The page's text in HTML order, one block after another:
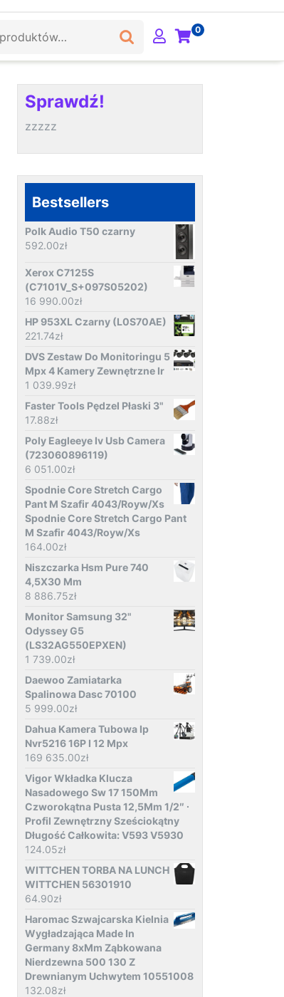
0
Sprawdź!
zzzzz
Bestsellers
Polk Audio T50 czarny
592.00zł
Xerox C7125S
(C7101V_S+097S05202)
16 990.00zł
HP 953XL Czarny (L0S70AE)
221.74zł
DVS Zestaw Do Monitoringu 5
Mpx 4 Kamery Zewnętrzne Ir
1 039.99zł
Faster Tools Pędzel Płaski 3"
17.88zł
Poly Eagleeye Iv Usb Camera
(723060896119)
6 051.00zł
Spodnie Core Stretch Cargo
Pant M Szafir 4043/Royw/Xs
Spodnie Core Stretch Cargo Pant
M Szafir 4043/Royw/Xs
164.00zł
Niszczarka Hsm Pure 740
4,5X30 Mm
8 886.75zł
Monitor Samsung 32"
Odyssey G5
(LS32AG550EPXEN)
1 739.00zł
Daewoo Zamiatarka
Spalinowa Dasc 70100
5 999.00zł
Dahua Kamera Tubowa Ip
Nvr5216 16P I 12 Mpx
169 635.00zł
Vigor Wkładka Klucza
Nasadowego Sw 17 150Mm
Czworokątna Pusta 12,5Mm 1/2″ ∙
Profil Zewnętrzny Sześciokątny
Długość Całkowita: V593 V5930
124.05zł
WITTCHEN TORBA NA LUNCH
WITTCHEN 56301910
64.90zł
Haromac Szwajcarska Kielnia
Wygładzająca Made In
Germany 8xMm Ząbkowana
Nierdzewna 500 130 Z
Drewnianym Uchwytem 10551008
132.08zł